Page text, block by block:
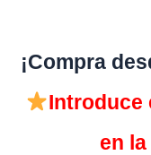
¡Compra
Introduce
en